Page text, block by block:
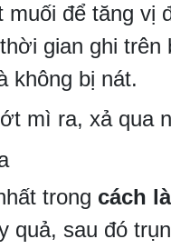
để tăng vị
gian ghi
không bị nát.
mì ra, xả qua
trong cách
quả, sau đó